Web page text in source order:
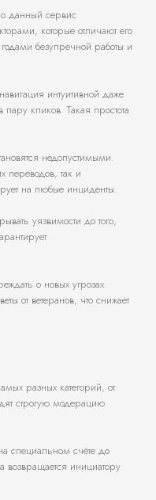
данный сервис
которые отличают его
безупречной работы и
интуитивной даже
кликов. Такая простота
недопустимыми.
переводов, так и
на любые инциденты.
уязвимости до того,
о новых угрозах.
от ветеранов, что снижает
разных категорий, от
строгую модерацию
специальном счёте до
возвращается инициатору